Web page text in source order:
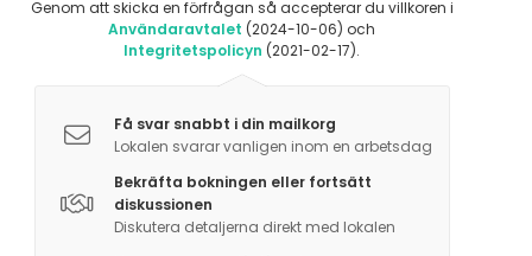
Karaoke!
Genom att skicka en förfrågan så accepterar du villkoren i
Användaravtalet (2024-10-06) och
Integritetspolicyn (2021-02-17).
Få svar snabbt i din mailkorg
Lokalen svarar vanligen inom en arbetsdag
Bekräfta bokningen eller fortsätt
diskussionen
Diskutera detaljerna direkt med lokalen